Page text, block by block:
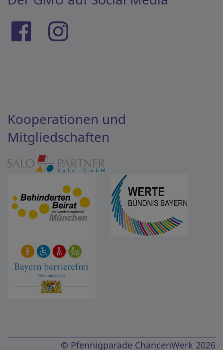
Kooperationen und
Mitgliedschaften
© Pfennigparade ChancenWerk 2026